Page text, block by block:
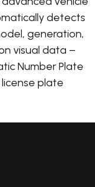
detects
generation,
visual data –
Number Plate
plate